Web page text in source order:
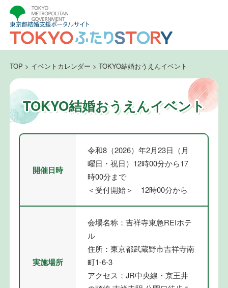
TOP > イベントカレンダー > TOKYO結婚おうえんイベント
TOKYO結婚おうえんイベント
開催日時
令和8（2026）年2月23日（月
曜日・祝日）12時00分から17
時00分まで
＜受付開始＞ 12時00分から
実施場所
会場名称：吉祥寺東急REIホテ
ル
住所：東京都武蔵野市吉祥寺南
町1-6-3
アクセス：JR中央線・京王井